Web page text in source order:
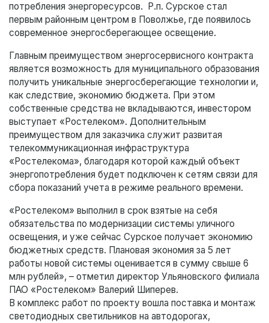
потребления энергоресурсов. Р.п. Сурское стал
первым районным центром в Поволжье, где появилось
современное энергосберегающее освещение.
Главным преимуществом энергосервисного контракта
является возможность для муниципального образования
получить уникальные энергосберегающие технологии и,
как следствие, экономию бюджета. При этом
собственные средства не вкладываются, инвестором
выступает «Ростелеком». Дополнительным
преимуществом для заказчика служит развитая
телекоммуникационная инфраструктура
«Ростелекома», благодаря которой каждый объект
энергопотребления будет подключен к сетям связи для
сбора показаний учета в режиме реального времени.
«Ростелеком» выполнил в срок взятые на себя
обязательства по модернизации системы уличного
освещения, и уже сейчас Сурское получает экономию
бюджетных средств. Плановая экономия за 5 лет
работы новой системы оценивается в сумму свыше 6
млн рублей», – отметил директор Ульяновского филиала
ПАО «Ростелеком» Валерий Шиперев.
В комплекс работ по проекту вошла поставка и монтаж
светодиодных светильников на автодорогах,